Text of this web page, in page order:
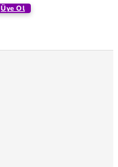
Üye Ol